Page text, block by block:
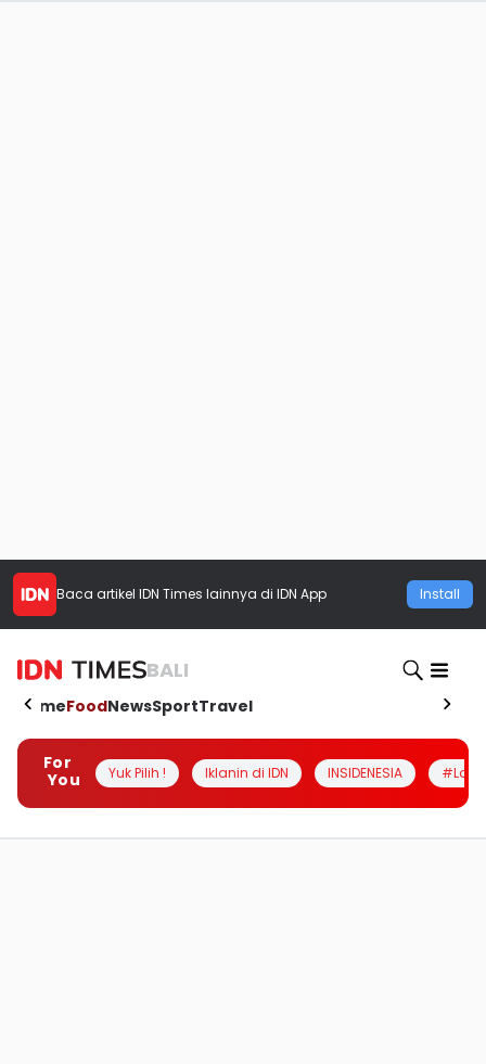
Baca artikel IDN Times lainnya di IDN App Install
BALI
HomeFoodNewsSportTravel
For
You
Yuk Pilih ! Iklanin di IDN INSIDENESIA